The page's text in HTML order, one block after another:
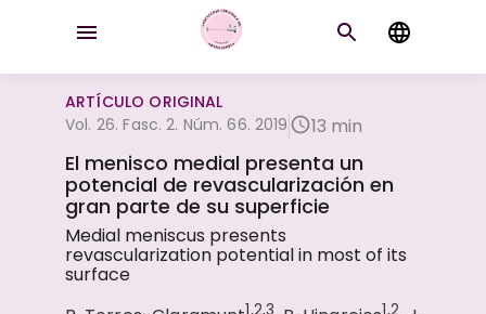
ARTÍCULO ORIGINAL
Vol. 26. Fasc. 2. Núm. 66. 2019
13 min
El menisco medial presenta un
potencial de revascularización en
gran parte de su superficie
Medial meniscus presents
revascularization potential in most of its
surface